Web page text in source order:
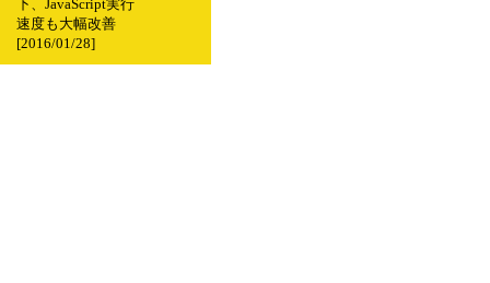
下、JavaScript実行
速度も大幅改善
[2016/01/28]